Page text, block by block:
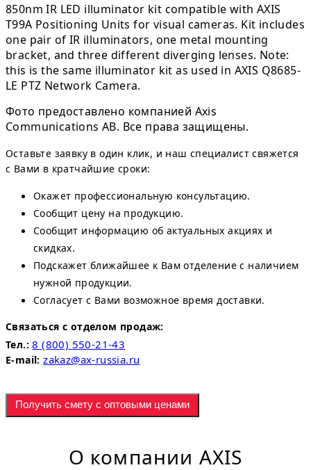
850nm IR LED illuminator kit compatible with AXIS
T99A Positioning Units for visual cameras. Kit includes
one pair of IR illuminators, one metal mounting
bracket, and three different diverging lenses. Note:
this is the same illuminator kit as used in AXIS Q8685-
LE PTZ Network Camera.
Фото предоставлено компанией Axis
Communications AB. Все права защищены.
Оставьте заявку в один клик, и наш специалист свяжется
с Вами в кратчайшие сроки:
Окажет профессиональную консультацию.
Сообщит цену на продукцию.
Сообщит информацию об актуальных акциях и
скидках.
Подскажет ближайшее к Вам отделение с наличием
нужной продукции.
Согласует с Вами возможное время доставки.
Связаться с отделом продаж:
Тел.: 8 (800) 550-21-43
E-mail: zakaz@ax-russia.ru
Получить смету с оптовыми ценами
О компании AXIS